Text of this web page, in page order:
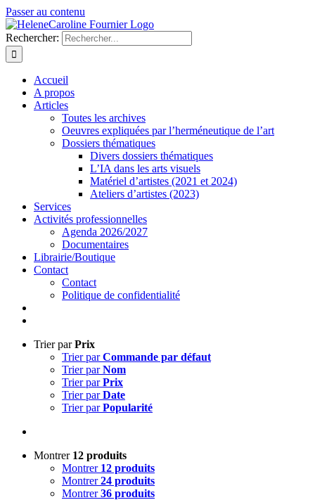
Passer au contenu
Rechercher:
Accueil
A propos
Articles
Toutes les archives
Oeuvres expliquées par l’herméneutique de l’art
Dossiers thématiques
Divers dossiers thématiques
L’IA dans les arts visuels
Matériel d’artistes (2021 et 2024)
Ateliers d’artistes (2023)
Services
Activités professionnelles
Agenda 2026/2027
Documentaires
Librairie/Boutique
Contact
Contact
Politique de confidentialité
Trier parPrix
Trier parCommande par défaut
Trier parNom
Trier parPrix
Trier parDate
Trier parPopularité
Montrer 12 produits
Montrer 12 produits
Montrer24 produits
Montrer36 produits